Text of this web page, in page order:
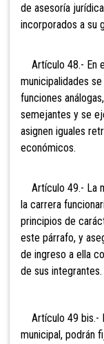
de asesoría
incorporados a su
Artículo 48.- En
municipalidades
funciones
semejantes y se
asignen iguales
económicos.
Artículo 49.- La
la carrera
principios de
este párrafo, y
de ingreso a ella
de sus integrantes.
Artículo 49 bis.-
municipal, podrán